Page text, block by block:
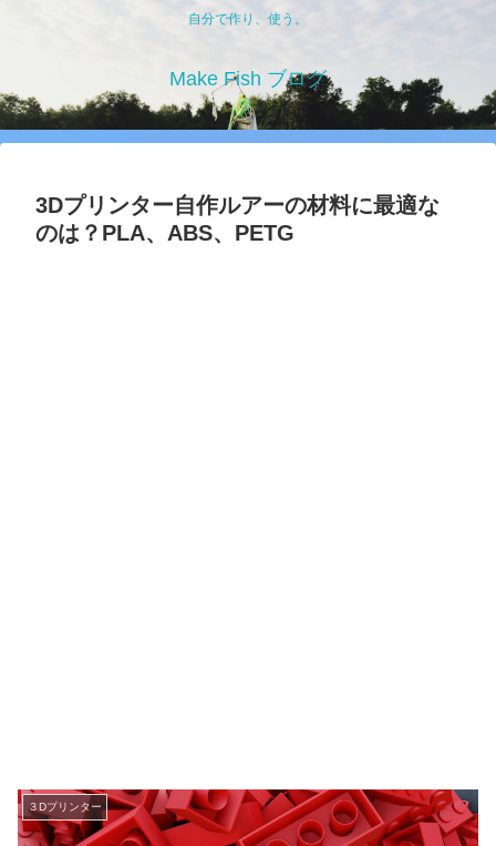
自分で作り、使う。
Make Fish ブログ
3Dプリンター自作ルアーの材料に最適な
のは？PLA、ABS、PETG
３Dプリンター